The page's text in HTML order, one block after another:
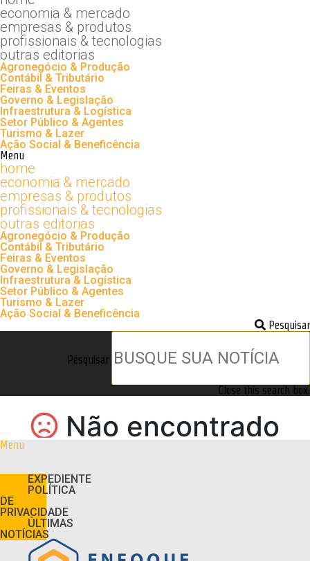
economia & mercado
empresas & produtos
profissionais & tecnologias
outras editorias
Agronegócio & Produção
Contábil & Tributário
Feiras & Eventos
Governo & Legislação
Infraestrutura & Logística
Setor Público & Agentes
Turismo & Lazer
Ação Social & Beneficência
Menu
home
economia & mercado
empresas & produtos
profissionais & tecnologias
outras editorias
Agronegócio & Produção
Contábil & Tributário
Feiras & Eventos
Governo & Legislação
Infraestrutura & Logística
Setor Público & Agentes
Turismo & Lazer
Ação Social & Beneficência
Pesquisar
Pesquisar
Close this search box.
Menu
EXPEDIENTE
POLÍTICA
DE
PRIVACIDADE
ÚLTIMAS
NOTÍCIAS